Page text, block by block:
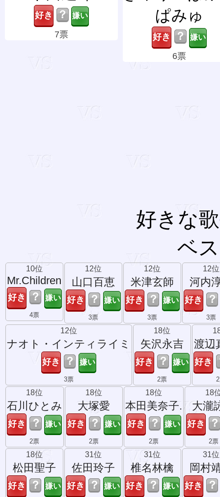
？
7票
ぱみゅ
？
6票
好きな
ベ
10位
Mr.Children
？
4票
12位
山口百恵
？
3票
12位
米津玄師
？
3票
12位
河内
？
3票
12位
ナオト・インティライミ
？
3票
18位
矢沢永吉
？
2票
渡辺
18位
石川ひとみ
？
2票
18位
大塚愛
？
2票
18位
本田美奈子.
？
2票
18
大瀧
？
2票
18位
松田聖子
？
31位
佐田玲子
？
31位
椎名林檎
？
31位
岡村
？